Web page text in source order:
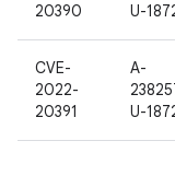
20390
U-
CVE-
2022-
20391
A-
U-